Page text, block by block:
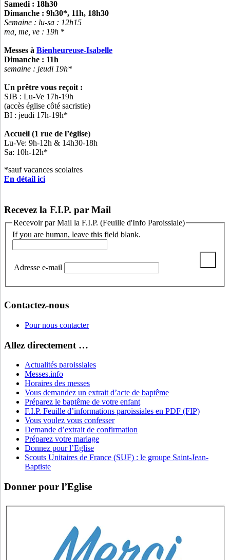
Samedi : 18h30
Dimanche : 9h30*, 11h, 18h30
Semaine : lu-sa : 12h15
ma, me, ve : 19h *
Messes à Bienheureuse-Isabelle
Dimanche : 11h
semaine : jeudi 19h*
Un prêtre vous reçoit :
SJB : Lu-Ve 17h-19h
(accès église côté sacristie)
BI : jeudi 17h-19h*
Accueil (1 rue de l’église)
Lu-Ve: 9h-12h & 14h30-18h
Sa: 10h-12h*
*sauf vacances scolaires
En détail ici
Recevez la F.I.P. par Mail
Recevoir par Mail la F.I.P. (Feuille d'Info Paroissiale)
If you are human, leave this field blank.
Adresse e-mail
Contactez-nous
Pour nous contacter
Allez directement …
Actualités paroissiales
Messes.info
Horaires des messes
Vous demandez un extrait d’acte de baptême
Préparez le baptême de votre enfant
F.I.P. Feuille d’informations paroissiales en PDF (FIP)
Vous voulez vous confesser
Demande d’extrait de confirmation
Préparez votre mariage
Donnez pour l’Eglise
Scouts Unitaires de France (SUF) : le groupe Saint-Jean-
Baptiste
Donner pour l’Eglise